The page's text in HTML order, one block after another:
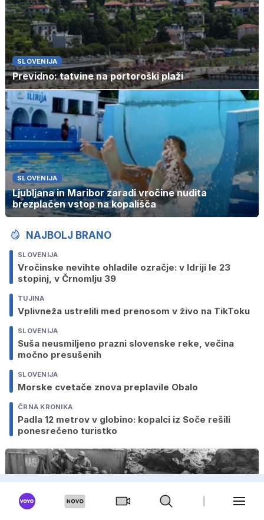
SLOVENIJA
Previdno: tatvine na portoroški plaži
SLOVENIJA
Ljubljana in Maribor zaradi vročine nudita
brezplačen vstop na kopališča
NAJBOLJ BRANO
SLOVENIJA
Vročinske nevihte ohladile ozračje: v Idriji le 23
stopinj, v Črnomlju 39
TUJINA
Vplivneža ustrelili med prenosom v živo na TikToku
SLOVENIJA
Suša neusmiljeno prazni slovenske reke, večina
močno presušenih
SLOVENIJA
Morske cvetače znova preplavile Obalo
ČRNA KRONIKA
Padla 12 metrov v globino: kopalci iz Soče rešili
ponesrečeno turistko